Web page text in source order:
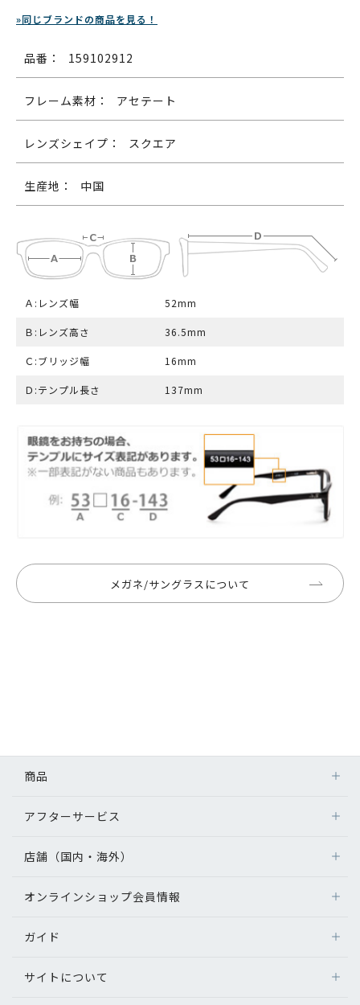
»同じブランドの商品を見る！
品番： 159102912
フレーム素材： アセテート
レンズシェイプ： スクエア
生産地： 中国
Ａ:レンズ幅 52mm
Ｂ:レンズ高さ 36.5mm
Ｃ:ブリッジ幅 16mm
Ｄ:テンプル長さ 137mm
メガネ/サングラスについて
商品
アフターサービス
店舗（国内・海外）
オンラインショップ会員情報
ガイド
サイトについて